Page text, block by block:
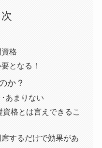
格
となる！
か？
あまりない
格とは言えできるこ
するだけで効果があ